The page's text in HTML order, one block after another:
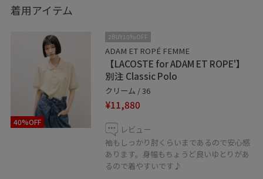
色は3色展開でどのカラーも使いやすいカラーですよ
LINEで名古屋タカシマヤゲートタワーモールスタッフに
相談は【友達だち追加】をタップをして下さい
お気に入りのスタイリングやスタッフは是非♡ボタンで
お気に入り追加をお願い致します。
【お気に入り】タブから一覧でご覧頂けます。
着用アイテム
40%OFF
2BUY10%OFF
ADAM ET ROPÉ FEMME
【LACOSTE for ADAM ET ROPE'】
別注 Classic Polo
クリーム / 36
¥11,880
レビュー
袖もしっかり肘くらいまであるので安心感
あります。身幅もちょうど良いゆとりがあ
るので着やすいです♪